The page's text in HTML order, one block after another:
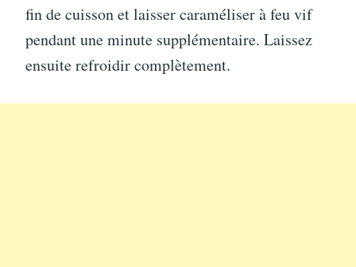
fin de cuisson et laisser caraméliser à feu vif
pendant une minute supplémentaire. Laissez
ensuite refroidir complètement.